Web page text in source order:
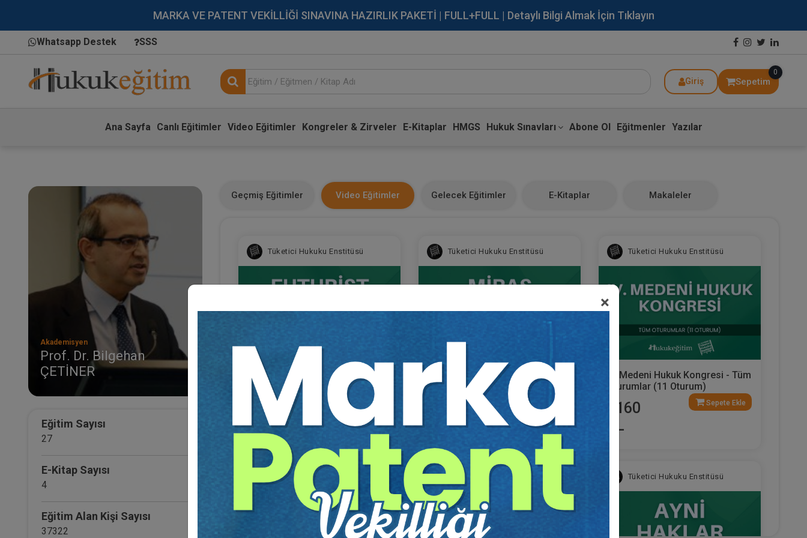
MARKA VE PATENT VEKİLLİĞİ SINAVINA HAZIRLIK PAKETİ | FULL+FULL | Detaylı Bilgi Almak İçin Tıklayın
Whatsapp Destek SSS
Giriş Sepetim
0
Ana Sayfa Canlı Eğitimler Video Eğitimler Kongreler & Zirveler E-Kitaplar HMGS Hukuk Sınavları Abone Ol Eğitmenler Yazılar
×
Akademisyen
Prof. Dr. Bilgehan
ÇETİNER
Eğitim Sayısı
27
E-Kitap Sayısı
4
Eğitim Alan Kişi Sayısı
37322
Geçmiş Eğitimler Video Eğitimler Gelecek Eğitimler E-Kitaplar Makaleler
Tüketici Hukuku Enstitüsü
Fütürist Hukuk - IV. Medeni Hukuk
Kongresi - XI. Oturum
360
TL
Sepete Ekle
Tüketici Hukuku Enstitüsü
Miras Hukuku - 1 - IV. Medeni
Hukuk Kongresi - IX. Oturum
Sepete Ekle
Tüketici Hukuku Enstitüsü
IV. Medeni Hukuk Kongresi - Tüm
Oturumlar (11 Oturum)
2160
TL
Sepete Ekle
Tüketici Hukuku Enstitüsü Tüketici Hukuku Enstitüsü Tüketici Hukuku Enstitüsü